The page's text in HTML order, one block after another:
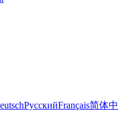
РусскийFrançais简体中